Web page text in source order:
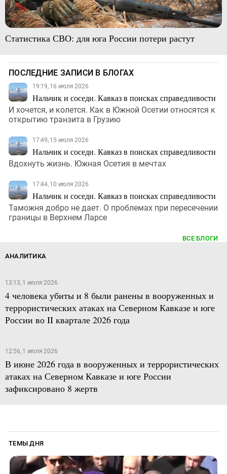
Статистика СВО: для юга России потери растут
ПОСЛЕДНИЕ ЗАПИСИ В БЛОГАХ
19:19, 16 июля 2026
Нальчик и соседи. Кавказ в поисках справедливости
И хочется, и колется. Как в Южной Осетии относятся к
открытию транзита в Грузию
17:49, 15 июля 2026
Нальчик и соседи. Кавказ в поисках справедливости
Вдохнуть жизнь. Южная Осетия в мечтах
17:44, 10 июля 2026
Нальчик и соседи. Кавказ в поисках справедливости
Таможня добро не дает. О проблемах при пересечении
границы в Верхнем Ларсе
ВСЕ БЛОГИ
АНАЛИТИКА
13:13, 1 июля 2026
4 человека убиты и 8 были ранены в вооруженных и
террористических атаках на Северном Кавказе и юге
России во II квартале 2026 года
12:56, 1 июля 2026
В июне 2026 года в вооруженных и террористических
атаках на Северном Кавказе и юге России
зафиксировано 8 жертв
ТЕМЫ ДНЯ